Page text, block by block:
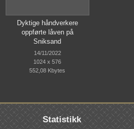
Dyktige håndverkere
oppførte låven på
Sniksand
14/11/2022
1024 x 576
552,08 Kbytes
Statistikk